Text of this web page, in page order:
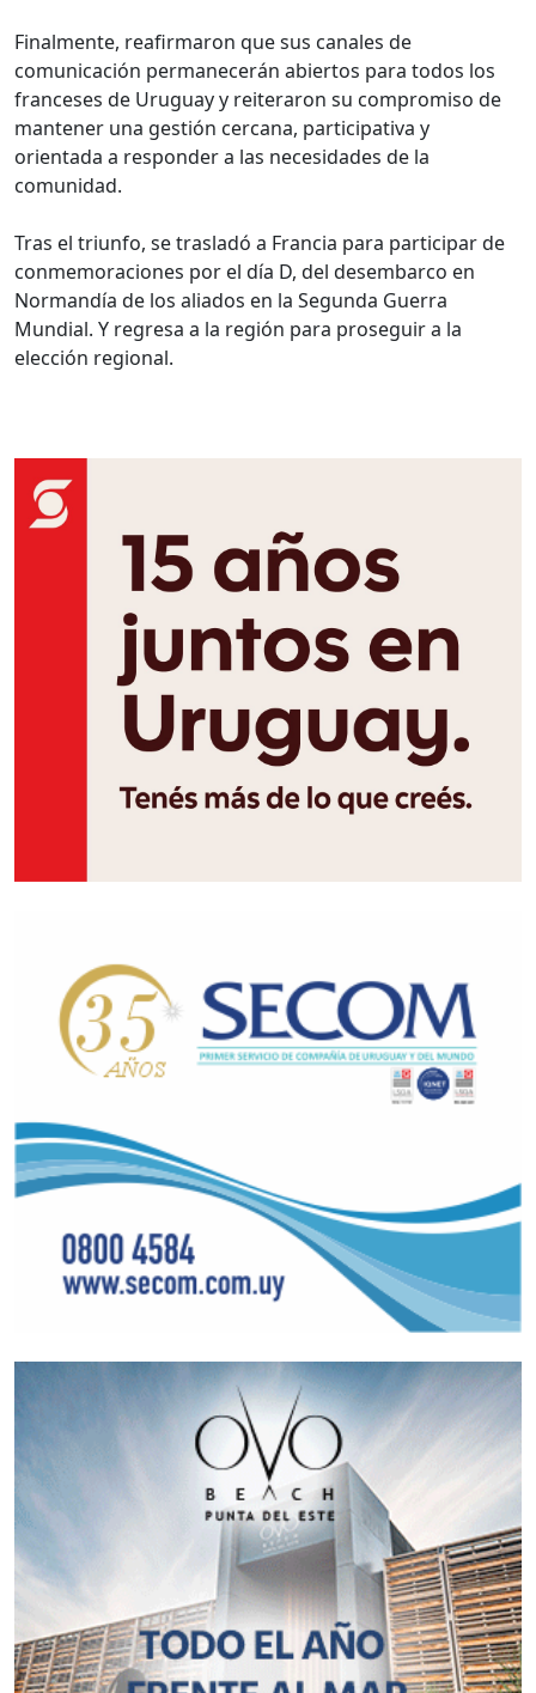
Finalmente, reafirmaron que sus canales de
comunicación permanecerán abiertos para todos los
franceses de Uruguay y reiteraron su compromiso de
mantener una gestión cercana, participativa y
orientada a responder a las necesidades de la
comunidad.
Tras el triunfo, se trasladó a Francia para participar de
conmemoraciones por el día D, del desembarco en
Normandía de los aliados en la Segunda Guerra
Mundial. Y regresa a la región para proseguir a la
elección regional.